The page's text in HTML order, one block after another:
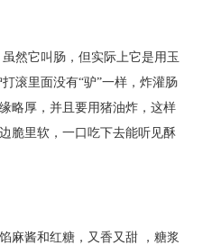
然它叫肠，但实际上它是用玉
滚里面没有“驴”一样，炸灌肠
略厚，并且要用猪油炸，这样
脆里软，一口吃下去能听见酥
麻酱和红糖，又香又甜 ，糖浆